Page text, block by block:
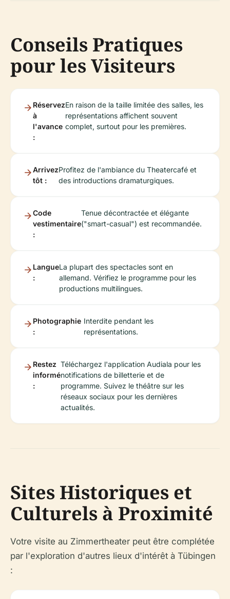
Conseils Pratiques
pour les Visiteurs
Réservez
à
l'avance
:
En raison de la taille limitée des salles, les
représentations affichent souvent
complet, surtout pour les premières.
Arrivez
tôt :
Profitez de l'ambiance du Theatercafé et
des introductions dramaturgiques.
Code
vestimentaire
:
Tenue décontractée et élégante
("smart-casual") est recommandée.
Langue
:
La plupart des spectacles sont en
allemand. Vérifiez le programme pour les
productions multilingues.
Photographie
:
Interdite pendant les
représentations.
Restez
informé
:
Téléchargez l'application Audiala pour les
notifications de billetterie et de
programme. Suivez le théâtre sur les
réseaux sociaux pour les dernières
actualités.
Sites Historiques et
Culturels à Proximité
Votre visite au Zimmertheater peut être complétée
par l'exploration d'autres lieux d'intérêt à Tübingen
: